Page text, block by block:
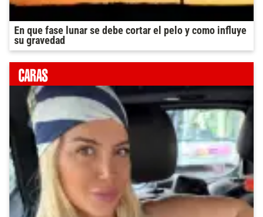
En que fase lunar se debe cortar el pelo y como influye
su gravedad